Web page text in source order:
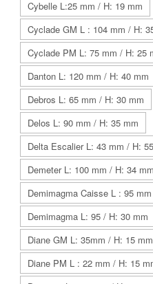
Cybelle L:25 mm / H: 19 mm
Cyclade GM L : 104 mm / H:
Cyclade PM L: 75 mm / H: 25
Danton L: 120 mm / H: 40 mm
Debros L: 65 mm / H: 30 mm
Delos L: 90 mm / H: 35 mm
Delta Escalier L: 43 mm / H:
Demeter L: 100 mm / H: 34 mm
Demimagma Caisse L : 95 mm
Demimagma L: 95 / H: 30 mm
Diane GM L: 35mm / H: 15 mm
Diane PM L : 22 mm / H: 15